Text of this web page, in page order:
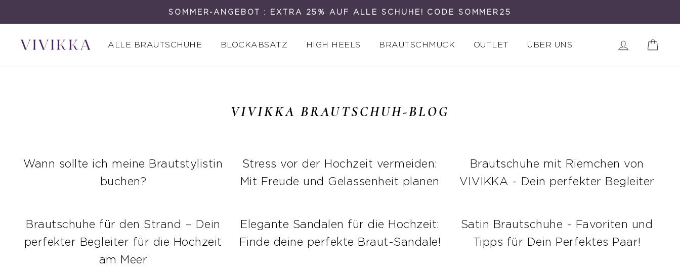
zum
Inhalt
SOMMER-ANGEBOT : EXTRA 25% AUF ALLE SCHUHE! CODE SOMMER25
ALLE BRAUTSCHUHE BLOCKABSATZ HIGH HEELS BRAUTSCHMUCK OUTLET ÜBER UNS Einloggen
VIVIKKA BRAUTSCHUH-BLOG
Wann sollte ich meine Brautstylistin
buchen?
Stress vor der Hochzeit vermeiden:
Mit Freude und Gelassenheit planen
Brautschuhe mit Riemchen von
VIVIKKA - Dein perfekter Begleiter
Brautschuhe für den Strand – Dein
perfekter Begleiter für die Hochzeit
am Meer
Elegante Sandalen für die Hochzeit:
Finde deine perfekte Braut-Sandale!
Satin Brautschuhe - Favoriten und
Tipps für Dein Perfektes Paar!